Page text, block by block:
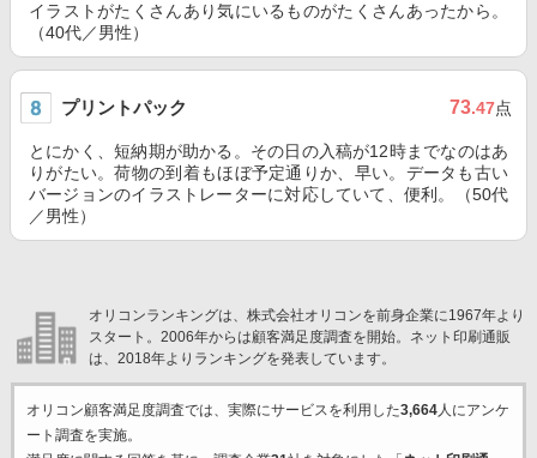
イラストがたくさんあり気にいるものがたくさんあったから。
（40代／男性）
プリントパック 73.47点
とにかく、短納期が助かる。その日の入稿が12時までなのはあ
りがたい。荷物の到着もほぼ予定通りか、早い。データも古い
バージョンのイラストレーターに対応していて、便利。（50代
／男性）
オリコンランキングは、株式会社オリコンを前身企業に1967年より
スタート。2006年からは顧客満足度調査を開始。ネット印刷通販
は、2018年よりランキングを発表しています。
オリコン顧客満足度調査では、実際にサービスを利用した3,664人にアンケ
ート調査を実施。